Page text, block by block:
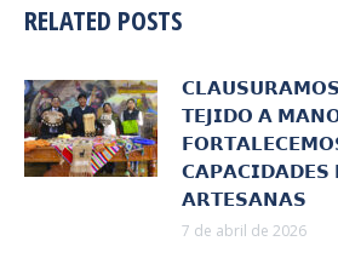
RELATED POSTS
𝗧𝗘𝗝𝗜𝗗𝗢 𝗔
𝗖𝗔𝗣𝗔𝗖𝗜𝗗𝗔𝗗𝗘𝗦
𝗔𝗥𝗧𝗘𝗦𝗔𝗡𝗔𝗦
7 de abril de 2026